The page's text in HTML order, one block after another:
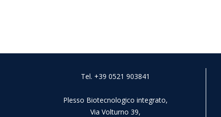
Tel. +39 0521 903841
Plesso Biotecnologico integrato,
Via Volturno 39,